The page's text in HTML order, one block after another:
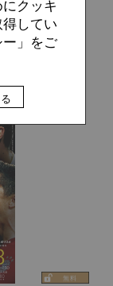
語るUCLの魅
クッキ
してい
」をご